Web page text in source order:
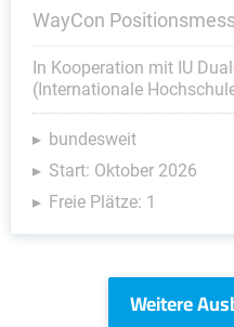
WayCon
In Kooperation mit IU
(Internationale
bundesweit
Start: Oktober 2026
Freie Plätze: 1
Weitere